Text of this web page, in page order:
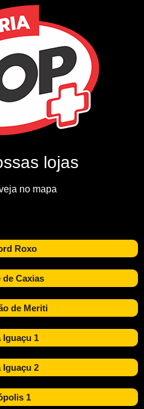
lojas
no mapa
Roxo
de Caxias
de Meriti
Iguaçu 1
Iguaçu 2
1